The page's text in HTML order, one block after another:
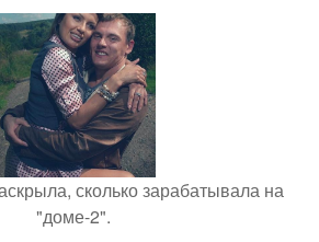
сколько зарабатывала на
"доме-2".